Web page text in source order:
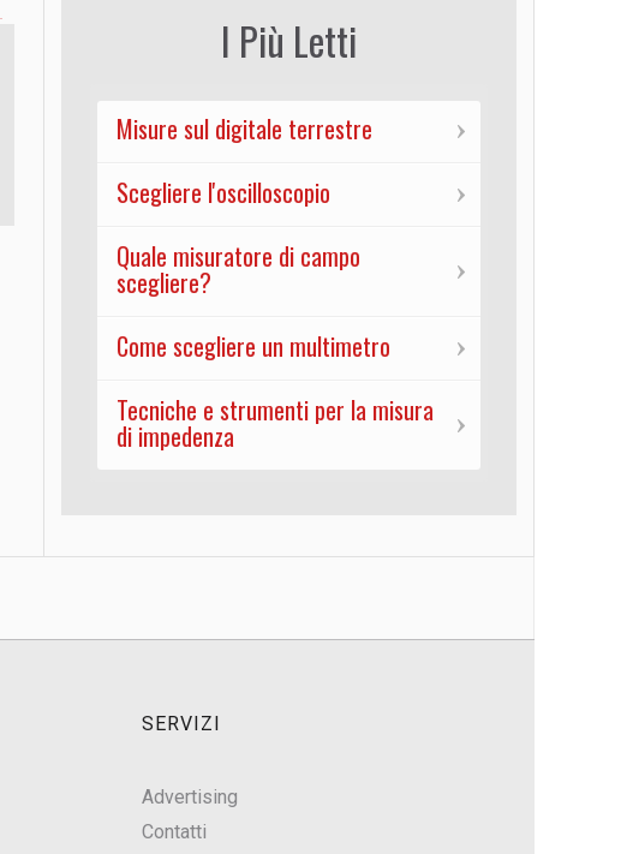
I Più Letti
Misure sul digitale terrestre
Scegliere l'oscilloscopio
Quale misuratore di campo
scegliere?
Come scegliere un multimetro
Tecniche e strumenti per la misura
di impedenza
SERVIZI
Advertising
Contatti